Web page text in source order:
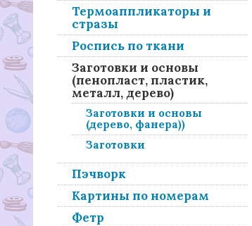
Термоаппликаторы и
стразы
Роспись по ткани
Заготовки и основы
(пенопласт, пластик,
металл, дерево)
Заготовки и основы
(дерево, фанера))
Заготовки
Пэчворк
Картины по номерам
Фетр